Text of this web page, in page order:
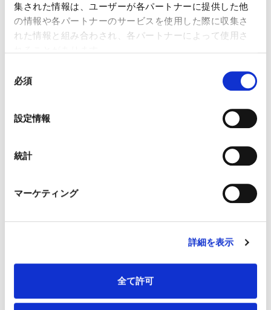
集された情報は、ユーザーが各パートナーに提供した他
の情報や各パートナーのサービスを使用した際に収集さ
れた情報と組み合わされ、各パートナーによって使用さ
必須
設定情報
統計
マーケティング
詳細を表示
全て許可
係性維持の率を計算してみます。
名刺数→関係性維持 5%
この場合、名刺数→関係性維持にボトルネッ
ボトルネックは、自社が抱えているハウスリ
そしてその休眠顧客を掘り起こす事が出来る